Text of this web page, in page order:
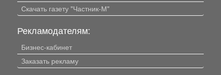
Скачать газету "Частник-М"
Рекламодателям:
Бизнес-кабинет
Заказать рекламу